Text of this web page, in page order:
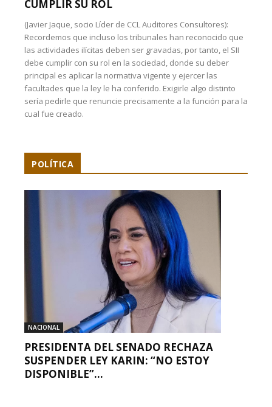
CUMPLIR SU ROL
(Javier Jaque, socio Líder de CCL Auditores Consultores):
Recordemos que incluso los tribunales han reconocido que
las actividades ilícitas deben ser gravadas, por tanto, el SII
debe cumplir con su rol en la sociedad, donde su deber
principal es aplicar la normativa vigente y ejercer las
facultades que la ley le ha conferido. Exigirle algo distinto
sería pedirle que renuncie precisamente a la función para la
cual fue creado.
POLÍTICA
NACIONAL
PRESIDENTA DEL SENADO RECHAZA
SUSPENDER LEY KARIN: “NO ESTOY
DISPONIBLE”...